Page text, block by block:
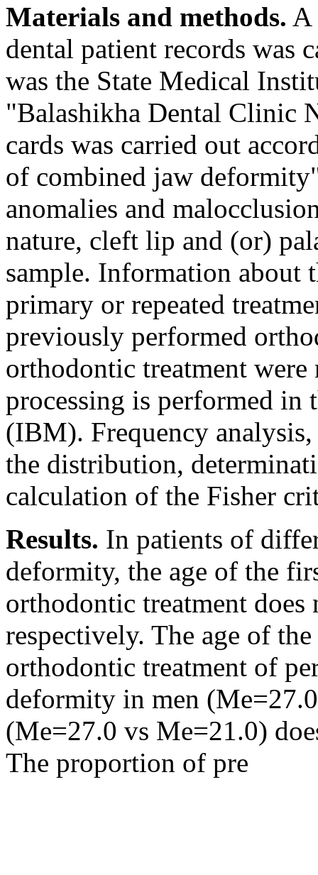
Materials and methods. A
dental patient records was
was the State Medical
"Balashikha Dental Clinic
cards was carried out
of combined jaw
anomalies and
nature, cleft lip and (or)
sample. Information about
primary or repeated
previously performed
orthodontic treatment
processing is performed in
(IBM). Frequency
the distribution,
calculation of the Fisher
Results. In patients of
deformity, the age of the
orthodontic treatment
respectively. The age of
orthodontic treatment of
deformity in men
(Me=27.0 vs Me=21.0)
The proportion of pre